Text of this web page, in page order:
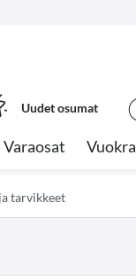
Uudet osumat
Varaosat
tarvikkeet